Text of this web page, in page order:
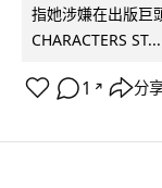
指她涉嫌在出版巨
CHARACTERS ST...
1 ↗ 分